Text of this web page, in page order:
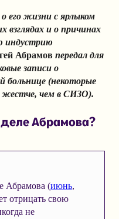
его жизни с ярлыком
взглядах и о причинах
индустрию
Абрамов передал для
записи о
больнице (некоторые
жестче, чем в СИЗО).
Абрамова?
Абрамова (июнь,
отрицать свою
не